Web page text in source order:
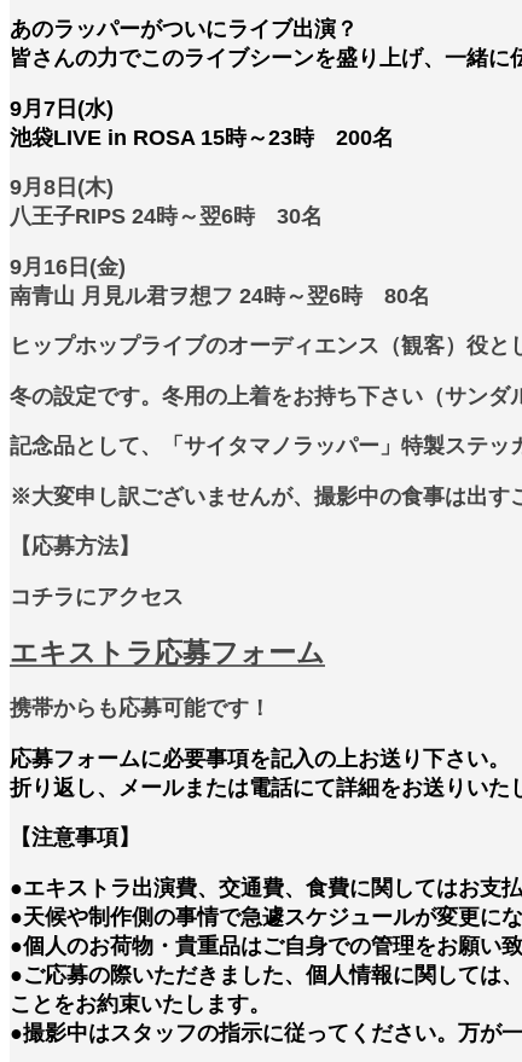
あのラッパーがついにライブ出演？
皆さんの力でこのライブシーンを盛り上げ、一緒に
9月7日(水)
池袋LIVE in ROSA 15時～23時 200名
9月8日(木)
八王子RIPS 24時～翌6時 30名
9月16日(金)
南青山 月見ル君ヲ想フ 24時～翌6時 80名
ヒップホップライブのオーディエンス（観客）役と
冬の設定です。冬用の上着をお持ち下さい（サンダ
記念品として、「サイタマノラッパー」特製ステッ
※大変申し訳ございませんが、撮影中の食事は出す
【応募方法】
コチラにアクセス
エキストラ応募フォーム
携帯からも応募可能です！
応募フォームに必要事項を記入の上お送り下さい。
折り返し、メールまたは電話にて詳細をお送りいた
【注意事項】
●エキストラ出演費、交通費、食費に関してはお支
●天候や制作側の事情で急遽スケジュールが変更に
●個人のお荷物・貴重品はご自身での管理をお願い
●ご応募の際いただきました、個人情報に関しては
ことをお約束いたします。
●撮影中はスタッフの指示に従ってください。万が